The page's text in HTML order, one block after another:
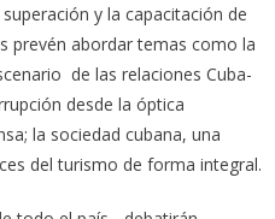
y la capacitación de
prevén abordar temas como la
de las relaciones Cuba-
desde la óptica
la sociedad cubana, una
del turismo de forma integral.